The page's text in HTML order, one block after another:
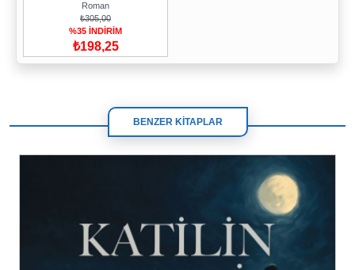
Roman
₺305,00
%35 İNDİRİM
₺198,25
BENZER KİTAPLAR